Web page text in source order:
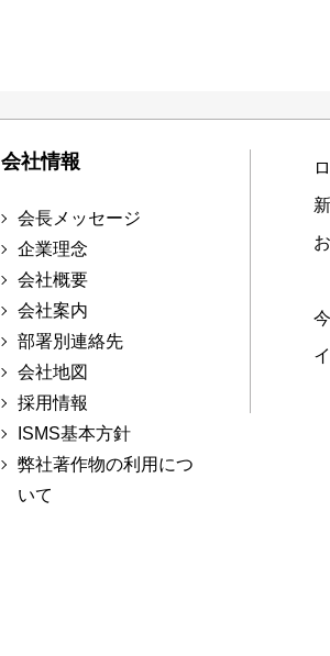
会社情報
会長メッセージ
企業理念
会社概要
会社案内
部署別連絡先
会社地図
採用情報
ISMS基本方針
弊社著作物の利用につ
いて